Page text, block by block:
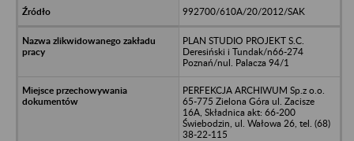
992700/610A/20/2012/SAK
PLAN STUDIO PROJEKT S.C.
Deresiński i Tundak/n66-274
Poznań/nul. Palacza 94/1
PERFEKCJA ARCHIWUM Sp.z o.o.
65-775 Zielona Góra ul. Zacisze
16A, Składnica akt: 66-200
Świebodzin, ul. Wałowa 26, tel. (68)
38-22-115